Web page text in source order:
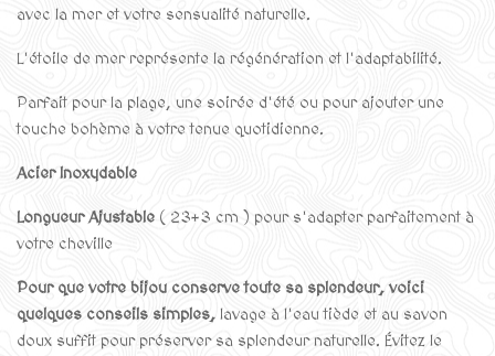
avec la mer et votre sensualité naturelle.
L'étoile de mer représente la régénération et l'adaptabilité.
Parfait pour la plage, une soirée d'été ou pour ajouter une
touche bohème à votre tenue quotidienne.
Acier Inoxydable
Longueur Ajustable ( 23+3 cm ) pour s'adapter parfaitement à
votre cheville
Pour que votre bijou conserve toute sa splendeur, voici
quelques conseils simples, lavage à l'eau tiède et au savon
doux suffit pour préserver sa splendeur naturelle. Évitez le